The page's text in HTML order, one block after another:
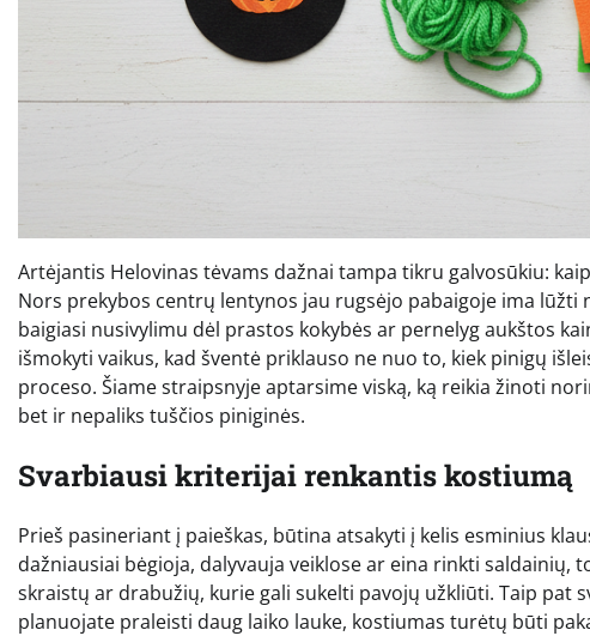
Artėjantis Helovinas tėvams dažnai tampa tikru galvosūkiu:
Nors prekybos centrų lentynos jau rugsėjo pabaigoje ima
baigiasi nusivylimu dėl prastos kokybės ar pernelyg aukštos
išmokyti vaikus, kad šventė priklauso ne nuo to, kiek pinigų
proceso. Šiame straipsnyje aptarsime viską, ką reikia žinoti
bet ir nepaliks tuščios piniginės.
Svarbiausi kriterijai renkantis kostiumą
Prieš pasineriant į paieškas, būtina atsakyti į kelis esminius
dažniausiai bėgioja, dalyvauja veiklose ar eina rinkti
skraistų ar drabužių, kurie gali sukelti pavojų užkliūti. Taip pat
planuojate praleisti daug laiko lauke, kostiumas turėtų būti